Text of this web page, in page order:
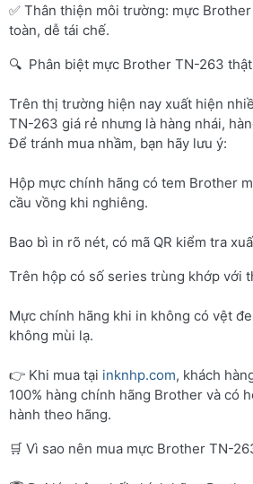
✅ Thân thiện môi trường: mực
toàn, dễ tái chế.
🔍 Phân biệt mực Brother TN-263
Trên thị trường hiện nay xuất hiện
TN-263 giá rẻ nhưng là hàng nhái,
Để tránh mua nhầm, bạn hãy lưu ý:
Hộp mực chính hãng có tem Brother
cầu vồng khi nghiêng.
Bao bì in rõ nét, có mã QR kiểm tra
Trên hộp có số series trùng khớp với
Mực chính hãng khi in không có vệt
không mùi lạ.
👉 Khi mua tại inknhp.com, khách
100% hàng chính hãng Brother và có
hành theo hãng.
🛒 Vì sao nên mua mực Brother TN-